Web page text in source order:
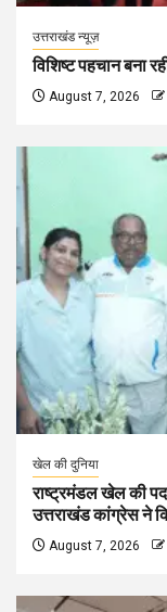
उत्तराखंड न्यूज़
विशिष्ट पहचान बना
August 7, 2026
खेल की दुनिया
राष्ट्रमंडल खेल की
उत्तराखंड कांग्रेस ने
August 7, 2026